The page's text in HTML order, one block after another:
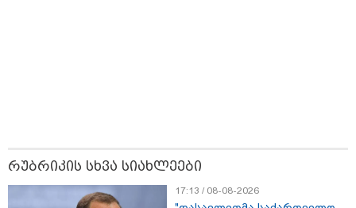
12:18 / 08-08-2026
"რუსეთმა განახორციელა
რუბრიკის სხვა სიახლეები
17:13 / 08-08-2026